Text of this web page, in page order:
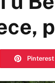
Pinterest